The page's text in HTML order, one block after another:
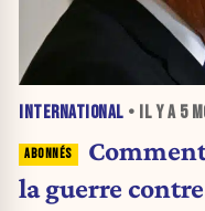
INTERNATIONAL • IL Y A 5
la guerre